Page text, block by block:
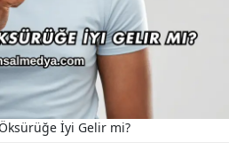
İyi Gelir mi?